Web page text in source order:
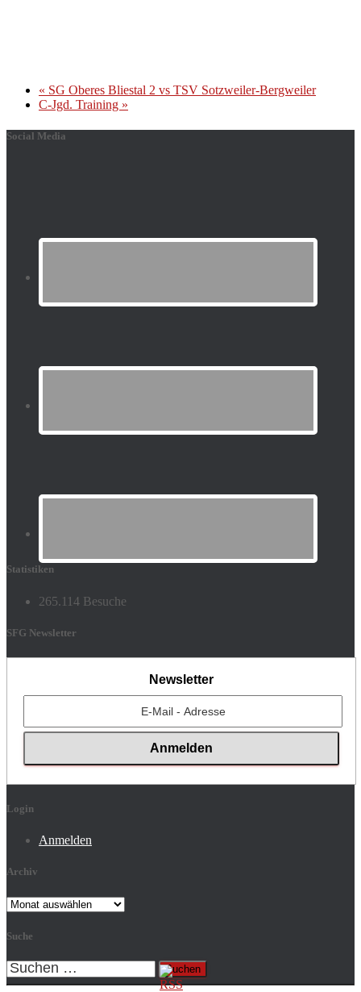
« SG Oberes Bliestal 2 vs TSV Sotzweiler-Bergweiler
C-Jgd. Training »
Social Media
Statistiken
265.114 Besuche
SFG Newsletter
Newsletter
Login
Anmelden
Archiv
Archiv
Suche
Suchen
nach: